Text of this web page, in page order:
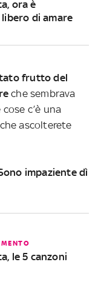
ora è
di amare
frutto del
che sembrava
c’è una
ascolterete
impaziente dì
le 5 canzoni